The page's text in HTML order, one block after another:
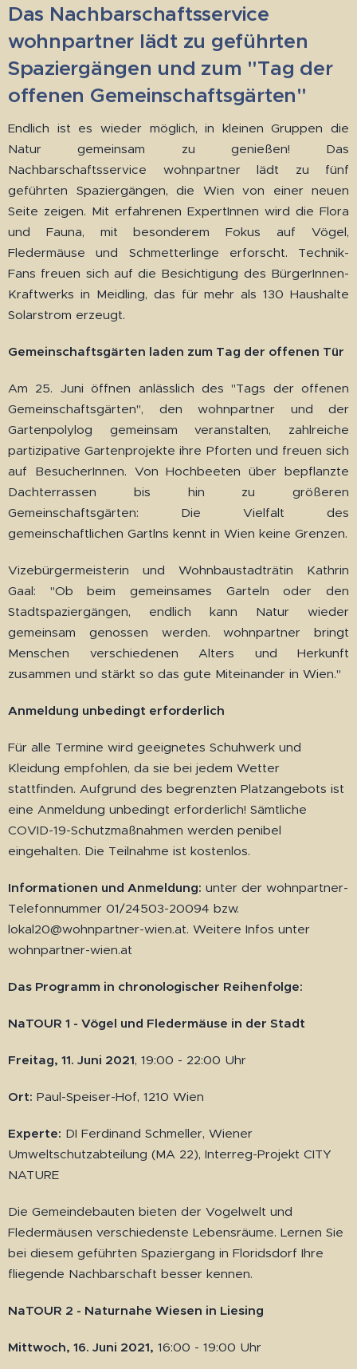
Das Nachbarschaftsservice
wohnpartner lädt zu geführten
Spaziergängen und zum "Tag der
offenen Gemeinschaftsgärten"
Endlich ist es wieder möglich, in kleinen Gruppen die
Natur gemeinsam zu genießen! Das
Nachbarschaftsservice wohnpartner lädt zu fünf
geführten Spaziergängen, die Wien von einer neuen
Seite zeigen. Mit erfahrenen ExpertInnen wird die Flora
und Fauna, mit besonderem Fokus auf Vögel,
Fledermäuse und Schmetterlinge erforscht. Technik-
Fans freuen sich auf die Besichtigung des BürgerInnen-
Kraftwerks in Meidling, das für mehr als 130 Haushalte
Solarstrom erzeugt.
Gemeinschaftsgärten laden zum Tag der offenen Tür
Am 25. Juni öffnen anlässlich des "Tags der offenen
Gemeinschaftsgärten", den wohnpartner und der
Gartenpolylog gemeinsam veranstalten, zahlreiche
partizipative Gartenprojekte ihre Pforten und freuen sich
auf BesucherInnen. Von Hochbeeten über bepflanzte
Dachterrassen bis hin zu größeren
Gemeinschaftsgärten: Die Vielfalt des
gemeinschaftlichen Gartlns kennt in Wien keine Grenzen.
Vizebürgermeisterin und Wohnbaustadträtin Kathrin
Gaal: "Ob beim gemeinsames Garteln oder den
Stadtspaziergängen, endlich kann Natur wieder
gemeinsam genossen werden. wohnpartner bringt
Menschen verschiedenen Alters und Herkunft
zusammen und stärkt so das gute Miteinander in Wien."
Anmeldung unbedingt erforderlich
Für alle Termine wird geeignetes Schuhwerk und
Kleidung empfohlen, da sie bei jedem Wetter
stattfinden. Aufgrund des begrenzten Platzangebots ist
eine Anmeldung unbedingt erforderlich! Sämtliche
COVID-19-Schutzmaßnahmen werden penibel
eingehalten. Die Teilnahme ist kostenlos.
Informationen und Anmeldung: unter der wohnpartner-
Telefonnummer 01/24503-20094 bzw.
lokal20@wohnpartner-wien.at. Weitere Infos unter
wohnpartner-wien.at
Das Programm in chronologischer Reihenfolge:
NaTOUR 1 - Vögel und Fledermäuse in der Stadt
Freitag, 11. Juni 2021, 19:00 - 22:00 Uhr
Ort: Paul-Speiser-Hof, 1210 Wien
Experte: DI Ferdinand Schmeller, Wiener
Umweltschutzabteilung (MA 22), Interreg-Projekt CITY
NATURE
Die Gemeindebauten bieten der Vogelwelt und
Fledermäusen verschiedenste Lebensräume. Lernen Sie
bei diesem geführten Spaziergang in Floridsdorf Ihre
fliegende Nachbarschaft besser kennen.
NaTOUR 2 - Naturnahe Wiesen in Liesing
Mittwoch, 16. Juni 2021, 16:00 - 19:00 Uhr